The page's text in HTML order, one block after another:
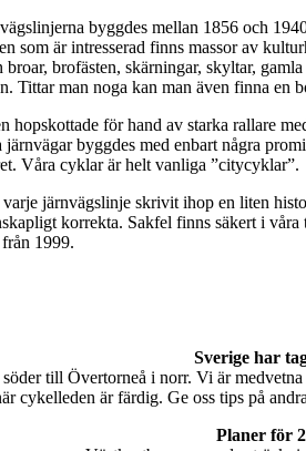
byggdes mellan 1856 och
som är intresserad finns massor av
brofästen, skärningar, skyltar,
Tittar man noga kan man även finna en
för hand av starka rallare
byggdes med enbart några
Våra cyklar är helt vanliga ”citycyklar”.
järnvägslinje skrivit ihop en liten
korrekta. Sakfel finns säkert i
1999.
Sverige har
till Övertorneå i norr. Vi är
cykelleden är färdig. Ge oss tips på
Planer för